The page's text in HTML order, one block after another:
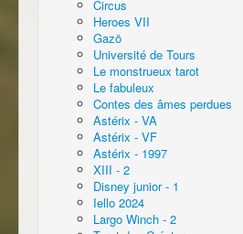
Circus
Heroes VII
Gazö
Université de Tours
Le monstrueux tarot
Le fabuleux
Contes des âmes perdues
Astérix - VA
Astérix - VF
Astérix - 1997
XIII - 2
Disney junior - 1
Iello 2024
Largo Winch - 2